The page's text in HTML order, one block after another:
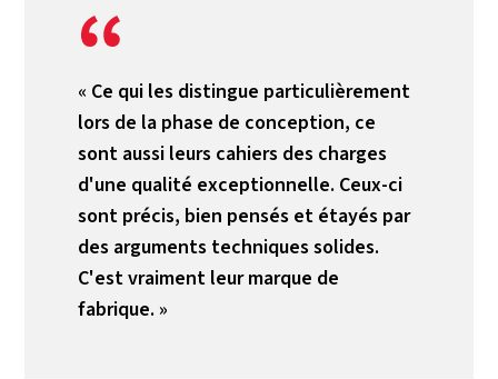
« Ce qui les distingue particulièrement
lors de la phase de conception, ce
sont aussi leurs cahiers des charges
d'une qualité exceptionnelle. Ceux-ci
sont précis, bien pensés et étayés par
des arguments techniques solides.
C'est vraiment leur marque de
fabrique. »